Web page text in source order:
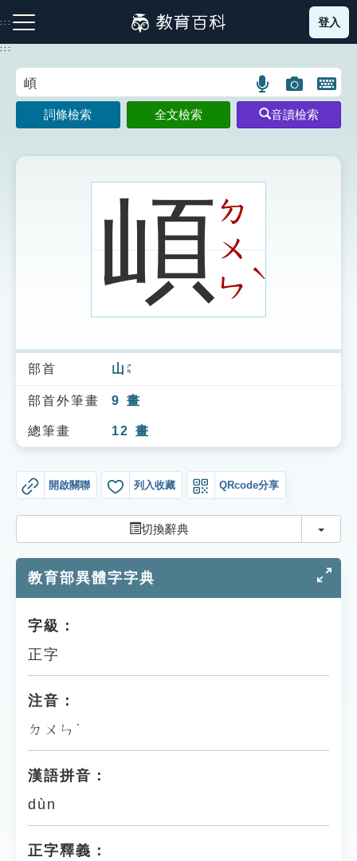
到
主
:::
注音索引圖示 筆畫索引圖示 部首索引表圖示
索引選單
知識索引
單字索引
貓頭鷹博士
登入
:::
語
言
搜
示
圖
片
搜
開
鍵
圖
詞條檢索 全文檢索 音讀檢索
崸ㄉ
ㄨ
ㄣ
ˋ
部首 山 ㄕㄢ
部首外筆畫 9 畫
總筆畫 12 畫
開啟關聯 列入收藏 QRcode分享
切換辭典 切換
教育部異體字字典
字級：
正字
注音：
ㄉㄨㄣˋ
漢語拼音：
dùn
正字釋義：